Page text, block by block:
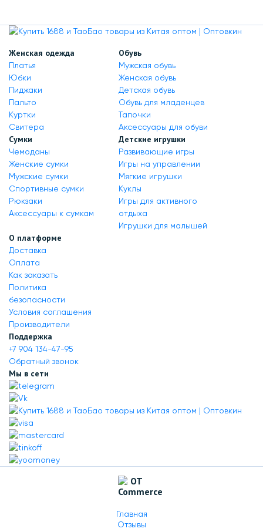
Женская одежда
Платья
Юбки
Пиджаки
Пальто
Куртки
Свитера
Обувь
Мужская обувь
Женская обувь
Детская обувь
Обувь для младенцев
Тапочки
Аксессуары для обуви
Сумки
Чемоданы
Женские сумки
Мужские сумки
Спортивные сумки
Рюкзаки
Аксессуары к сумкам
Детские игрушки
Развивающие игры
Игры на управлении
Мягкие игрушки
Куклы
Игры для активного
отдыха
Игрушки для малышей
О платформе
Доставка
Оплата
Как заказать
Политика
безопасности
Условия соглашения
Производители
Поддержка
+7 904 134-47-95
Обратный звонок
Мы в сети
Главная
Отзывы